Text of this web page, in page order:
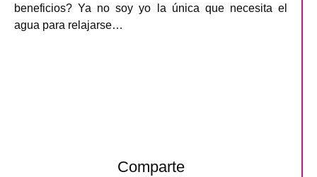
beneficios? Ya no soy yo la única que necesita el
agua para relajarse…
Comparte